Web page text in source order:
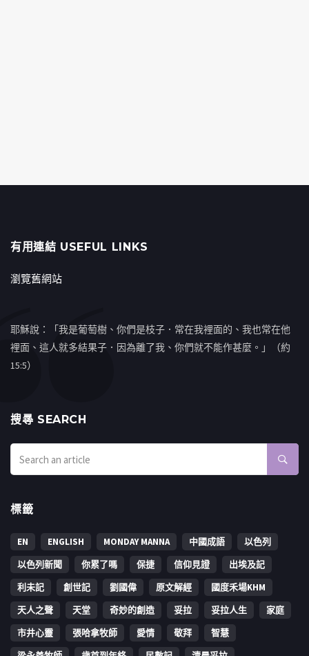
有用連結 USEFUL LINKS
瀏覽舊網站
耶穌說：「我是葡萄樹、你們是枝子．常在我裡面的、我也常在他
裡面、這人就多結果子．因為離了我、你們就不能作甚麼。」（約
15:5）
搜㝷 SEARCH
標籤
EN ENGLISH MONDAY MANNA 中國成語
以色列
以色列新聞
你累了嗎 保捷 信仰見證
出埃及記
利未記
創世記 劉國偉 原文解經
國度禾場KHM
天人之聲
天堂 奇妙的創造 妥拉 妥拉人生
家庭
市井心靈
張哈拿牧師 愛情 敬拜
智慧